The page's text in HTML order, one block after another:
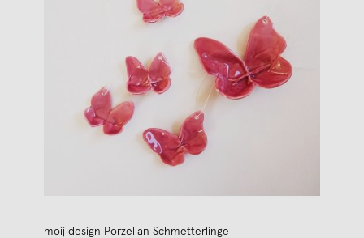
moij design Porzellan Schmetterlinge